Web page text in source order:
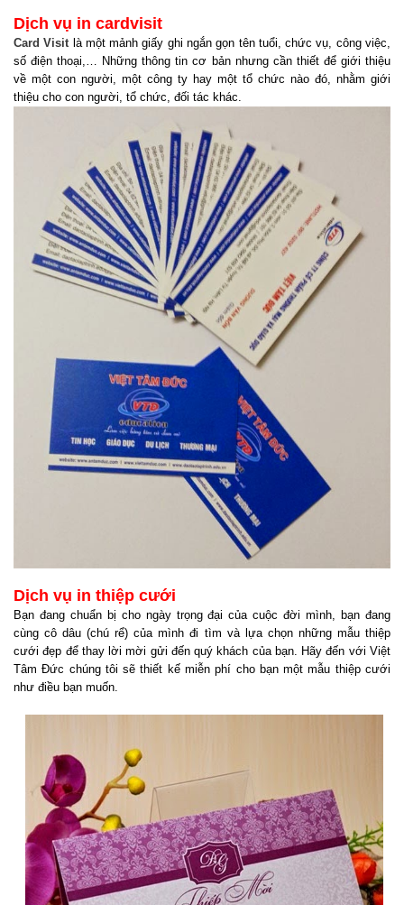
Dịch vụ in cardvisit
Card Visit là một mảnh giấy ghi ngắn gọn tên tuổi, chức vụ, công việc,
số điện thoại,… Những thông tin cơ bản nhưng cần thiết để giới thiệu
về một con người, một công ty hay một tổ chức nào đó, nhằm giới
thiệu cho con người, tổ chức, đối tác khác.
Dịch vụ in thiệp cưới
Bạn đang chuẩn bị cho ngày trọng đại của cuộc đời mình, bạn đang
cùng cô dâu (chú rể) của mình đi tìm và lựa chọn những mẫu thiệp
cưới đẹp để thay lời mời gửi đến quý khách của bạn. Hãy đến với Việt
Tâm Đức chúng tôi sẽ thiết kế miễn phí cho bạn một mẫu thiệp cưới
như điều bạn muốn.